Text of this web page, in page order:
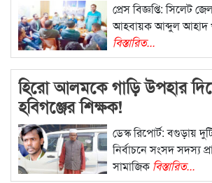
প্রেস বিজ্ঞপ্তি: সিলেট
আহবায়ক আব্দুল আহাদ
বিস্তারিত...
হিরো আলমকে গাড়ি উপহার
হবিগঞ্জের শিক্ষক!
ডেস্ক রিপোর্ট: বগুড়ায়
নির্বাচনে সংসদ সদস্য
সামাজিকবিস্তারিত...